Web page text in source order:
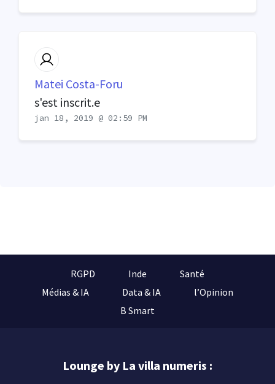
Matei Costa-Foru
s'est inscrit.e
jan 18, 2019 @ 02:59 PM
RGPD Inde
Santé
Médias & IA
Data & IA
l’Opinion
B Smart
Lounge by La villa numeris :